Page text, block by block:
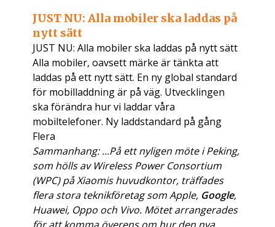
JUST NU: Alla mobiler ska laddas på
nytt sätt
JUST NU: Alla mobiler ska laddas på nytt sätt
Alla mobiler, oavsett märke är tänkta att
laddas på ett nytt sätt. En ny global standard
för mobilladdning är på väg. Utvecklingen
ska förändra hur vi laddar våra
mobiltelefoner. Ny laddstandard på gång
Flera
Sammanhang: ...På ett nyligen möte i Peking,
som hölls av Wireless Power Consortium
(WPC) på Xiaomis huvudkontor, träffades
flera stora teknikföretag som Apple, Google,
Huawei, Oppo och Vivo. Mötet arrangerades